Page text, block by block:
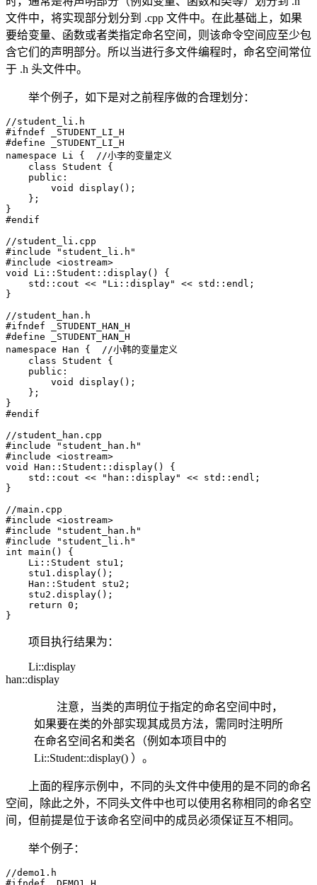
文件中，将实现部分划分到 .cpp 文件中。在此基础上，如果
要给变量、函数或者类指定命名空间，则该命令空间应至少包
含它们的声明部分。所以当进行多文件编程时，命名空间常位
于 .h 头文件中。
举个例子，如下是对之前程序做的合理划分：
//student_li.h
#ifndef _STUDENT_LI_H
#define _STUDENT_LI_H
namespace Li {  //小李的变量定义
    class Student {
    public:
        void display();
    };
}
#endif
//student_li.cpp
#include "student_li.h"
#include <iostream>
void Li::Student::display() {
    std::cout << "Li::display" << std::endl;
}
//student_han.h
#ifndef _STUDENT_HAN_H
#define _STUDENT_HAN_H
namespace Han {  //小韩的变量定义
    class Student {
    public:
        void display();
    };
}
#endif
//student_han.cpp
#include "student_han.h"
#include <iostream>
void Han::Student::display() {
    std::cout << "han::display" << std::endl;
}
//main.cpp
#include <iostream>
#include "student_han.h"
#include "student_li.h"
int main() {
    Li::Student stu1;
    stu1.display();
    Han::Student stu2;
    stu2.display();
    return 0;
}
项目执行结果为：
Li::display
han::display
注意，当类的声明位于指定的命名空间中时，
如果要在类的外部实现其成员方法，需同时注明所
在命名空间名和类名（例如本项目中的
Li::Student::display() ）。
上面的程序示例中，不同的头文件中使用的是不同的命名
空间，除此之外，不同头文件中也可以使用名称相同的命名空
间，但前提是位于该命名空间中的成员必须保证互不相同。
举个例子：
//demo1.h